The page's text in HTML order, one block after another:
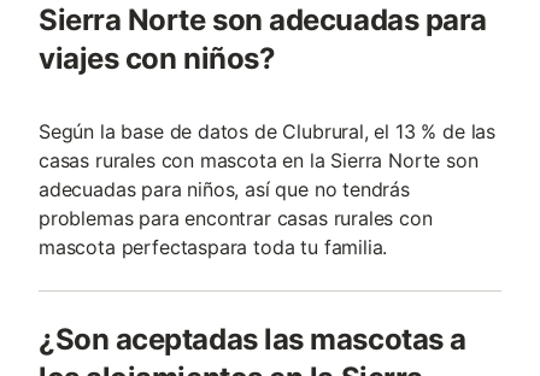
Sierra Norte son adecuadas para
viajes con niños?
Según la base de datos de Clubrural, el 13 % de las
casas rurales con mascota en la Sierra Norte son
adecuadas para niños, así que no tendrás
problemas para encontrar casas rurales con
mascota perfectaspara toda tu familia.
¿Son aceptadas las mascotas a